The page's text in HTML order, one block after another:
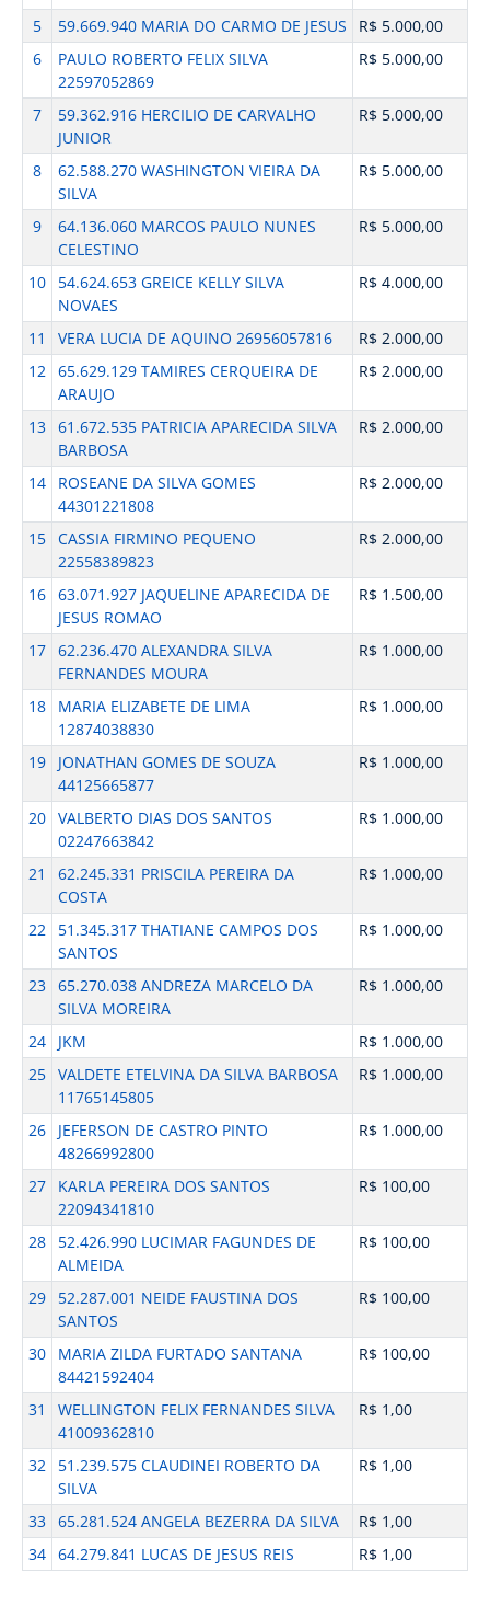
5
59.669.940 MARIA DO CARMO DE JESUS
R$ 5.000,00
6
PAULO ROBERTO FELIX SILVA
22597052869
R$ 5.000,00
7
59.362.916 HERCILIO DE CARVALHO
JUNIOR
R$ 5.000,00
8
62.588.270 WASHINGTON VIEIRA DA
SILVA
R$ 5.000,00
9
64.136.060 MARCOS PAULO NUNES
CELESTINO
R$ 5.000,00
10
54.624.653 GREICE KELLY SILVA
NOVAES
R$ 4.000,00
11 VERA LUCIA DE AQUINO 26956057816
R$ 2.000,00
12 65.629.129 TAMIRES CERQUEIRA DE
ARAUJO
R$ 2.000,00
13 61.672.535 PATRICIA APARECIDA SILVA
BARBOSA
R$ 2.000,00
14
ROSEANE DA SILVA GOMES
44301221808
R$ 2.000,00
15 CASSIA FIRMINO PEQUENO
22558389823
R$ 2.000,00
16 63.071.927 JAQUELINE APARECIDA DE
JESUS ROMAO
R$ 1.500,00
17 62.236.470 ALEXANDRA SILVA
FERNANDES MOURA
R$ 1.000,00
18
MARIA ELIZABETE DE LIMA
12874038830
R$ 1.000,00
19
JONATHAN GOMES DE SOUZA
44125665877
R$ 1.000,00
20 VALBERTO DIAS DOS SANTOS
02247663842
R$ 1.000,00
21
62.245.331 PRISCILA PEREIRA DA
COSTA
R$ 1.000,00
22
51.345.317 THATIANE CAMPOS DOS
SANTOS
R$ 1.000,00
23 65.270.038 ANDREZA MARCELO DA
SILVA MOREIRA
R$ 1.000,00
24 JKM
R$ 1.000,00
25 VALDETE ETELVINA DA SILVA BARBOSA
11765145805
R$ 1.000,00
26
JEFERSON DE CASTRO PINTO
48266992800
R$ 1.000,00
27
KARLA PEREIRA DOS SANTOS
22094341810
R$ 100,00
28
52.426.990 LUCIMAR FAGUNDES DE
ALMEIDA
R$ 100,00
29
52.287.001 NEIDE FAUSTINA DOS
SANTOS
R$ 100,00
30
MARIA ZILDA FURTADO SANTANA
84421592404
R$ 100,00
31
WELLINGTON FELIX FERNANDES SILVA
41009362810
R$ 1,00
32
51.239.575 CLAUDINEI ROBERTO DA
SILVA
R$ 1,00
33 65.281.524 ANGELA BEZERRA DA SILVA
R$ 1,00
34 64.279.841 LUCAS DE JESUS REIS R$ 1,00